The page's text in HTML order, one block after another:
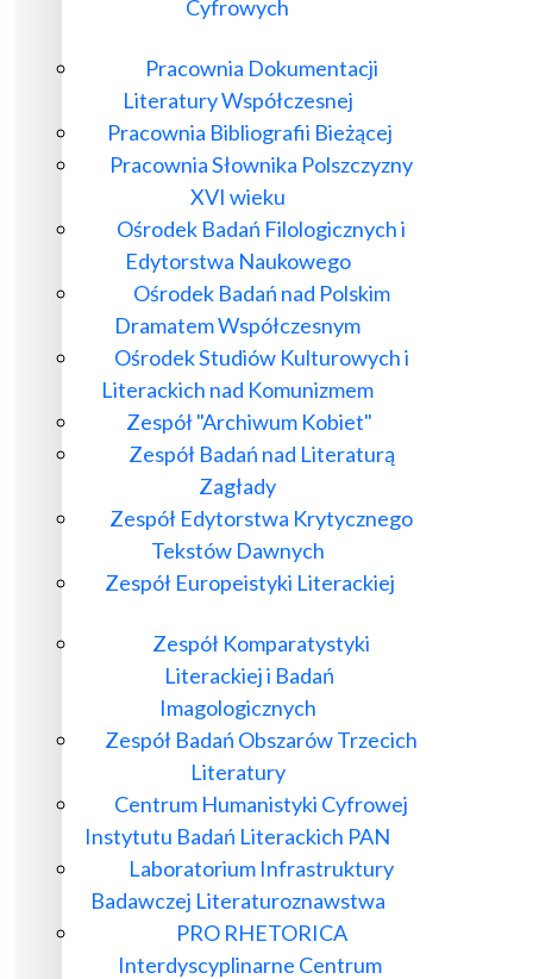
Cyfrowych
Pracownia Dokumentacji
Literatury Współczesnej
Pracownia Bibliografii Bieżącej
Pracownia Słownika Polszczyzny
XVI wieku
Ośrodek Badań Filologicznych i
Edytorstwa Naukowego
Ośrodek Badań nad Polskim
Dramatem Współczesnym
Ośrodek Studiów Kulturowych i
Literackich nad Komunizmem
Zespół "Archiwum Kobiet"
Zespół Badań nad Literaturą
Zagłady
Zespół Edytorstwa Krytycznego
Tekstów Dawnych
Zespół Europeistyki Literackiej
Zespół Komparatystyki
Literackiej i Badań
Imagologicznych
Zespół Badań Obszarów Trzecich
Literatury
Centrum Humanistyki Cyfrowej
Instytutu Badań Literackich PAN
Laboratorium Infrastruktury
Badawczej Literaturoznawstwa
PRO RHETORICA
Interdyscyplinarne Centrum